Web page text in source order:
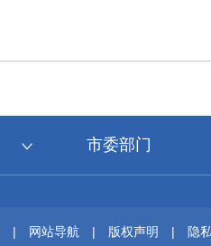
市委部门
| 网站导航 | 版权声明 |
隐